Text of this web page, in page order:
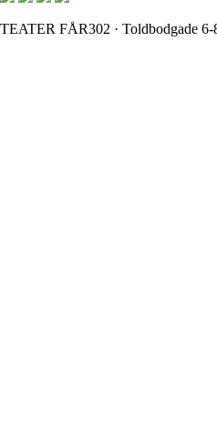
TEATER FÅR302 · Toldbodgade